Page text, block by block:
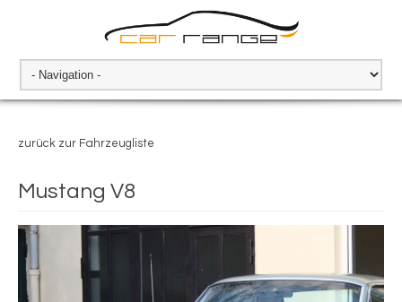
zurück zur Fahrzeugliste
Mustang V8